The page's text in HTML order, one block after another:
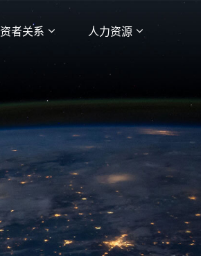
者关系 人力资源